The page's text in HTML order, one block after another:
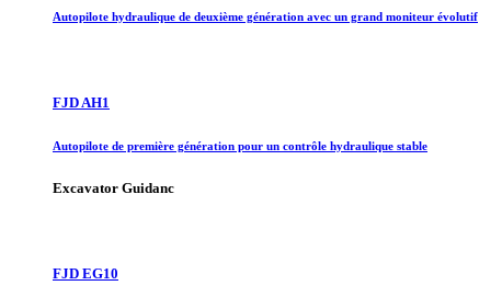
Autopilote hydraulique de deuxième génération avec un grand moniteur évolutif
FJD AH1
Autopilote de première génération pour un contrôle hydraulique stable
Excavator Guidanc
FJD EG10